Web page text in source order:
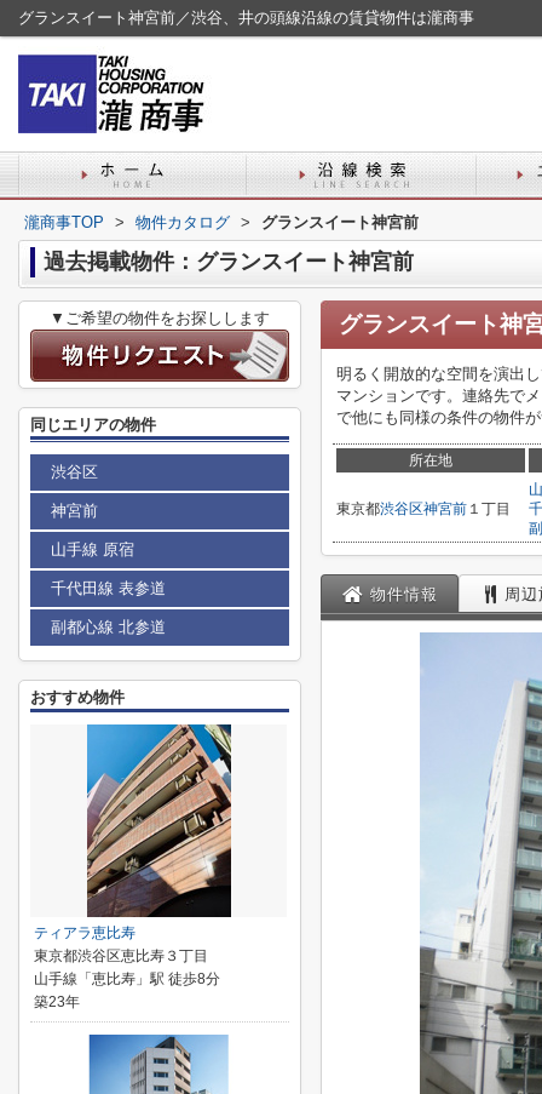
グランスイート神宮前／渋谷、井の頭線沿線の賃貸物件は瀧商事
瀧商事TOP > 物件カタログ > グランスイート神宮前
過去掲載物件：グランスイート神宮前
グランスイート神
明るく開放的な空間を演出
マンションです。連絡先で
で他にも同様の条件の物件
所在地
東京都渋谷区神宮前 １丁目
物件情報 周
▼ご希望の物件をお探しします
同じエリアの物件
渋谷区
神宮前
山手線 原宿
千代田線 表参道
副都心線 北参道
おすすめ物件
ティアラ恵比寿
東京都渋谷区恵比寿３丁目
山手線「恵比寿」駅 徒歩8分
築23年